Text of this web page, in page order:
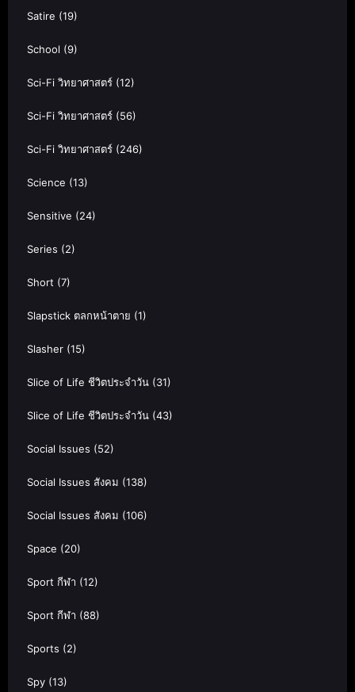
Satire (19)
School (9)
Sci-Fi วิทยาศาสตร์ (12)
Sci-Fi วิทยาศาสตร์ (56)
Sci-Fi วิทยาศาสตร์ (246)
Science (13)
Sensitive (24)
Series (2)
Short (7)
Slapstick ตลกหน้าตาย (1)
Slasher (15)
Slice of Life ชีวิตประจำวัน (31)
Slice of Life ชีวิตประจำวัน (43)
Social Issues (52)
Social Issues สังคม (138)
Social Issues สังคม (106)
Space (20)
Sport กีฬา (12)
Sport กีฬา (88)
Sports (2)
Spy (13)